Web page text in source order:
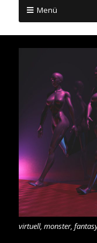
Menü
virtuell, monster,